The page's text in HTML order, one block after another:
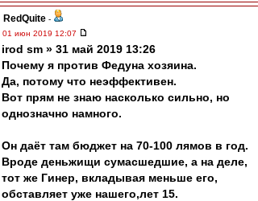
RedQuite -
01 июн 2019 12:07
irod sm » 31 май 2019 13:26
Почему я против Федуна хозяина.
Да, потому что неэффективен.
Вот прям не знаю насколько сильно, но
однозначно намного.
Он даёт там бюджет на 70-100 лямов в год.
Вроде деньжищи сумасшедшие, а на деле,
тот же Гинер, вкладывая меньше его,
обставляет уже нашего,лет 15.